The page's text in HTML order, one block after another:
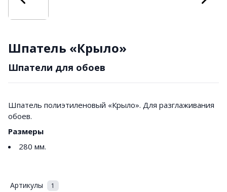
Шпатель «Крыло»
Шпатели для обоев
Шпатель полиэтиленовый «Крыло». Для разглаживания
обоев.
Размеры
280 мм.
Артикулы 1